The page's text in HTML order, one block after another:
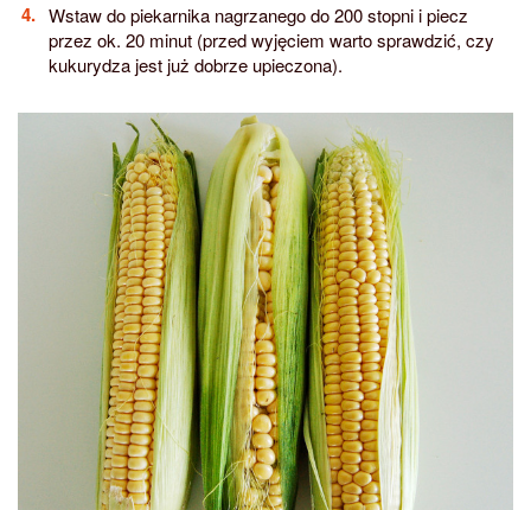
Wstaw do piekarnika nagrzanego do 200 stopni i piecz
przez ok. 20 minut (przed wyjęciem warto sprawdzić, czy
kukurydza jest już dobrze upieczona).